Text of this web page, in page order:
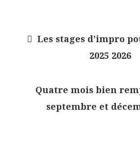
Les stages d’impro
2025 2026
Quatre mois bien
septembre et